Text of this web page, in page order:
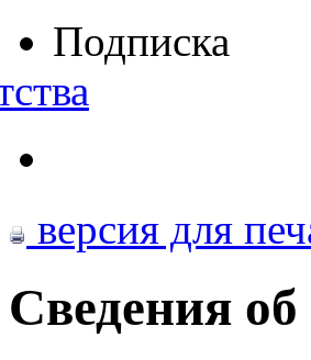
Подписка
версия для
Сведения об